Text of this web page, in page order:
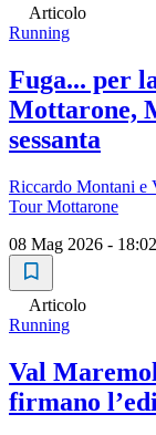
Articolo
Running
Fuga... per
Mottarone,
sessanta
Riccardo Montani e
Tour Mottarone
08 Mag 2026 - 18:02
Articolo
Running
Val
firmano